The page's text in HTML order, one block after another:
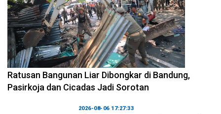
2026-08-06 17:34:08
Ratusan Bangunan Liar Dibongkar di Bandung,
Pasirkoja dan Cicadas Jadi Sorotan
2026-08-06 17:27:33